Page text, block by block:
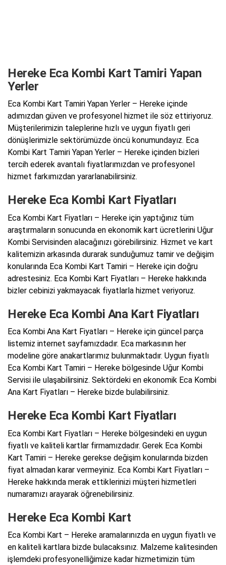
Hereke Eca Kombi Kart Tamiri Yapan
Yerler
Eca Kombi Kart Tamiri Yapan Yerler – Hereke içinde
adımızdan güven ve profesyonel hizmet ile söz ettiriyoruz.
Müşterilerimizin taleplerine hızlı ve uygun fiyatlı geri
dönüşlerimizle sektörümüzde öncü konumundayız. Eca
Kombi Kart Tamiri Yapan Yerler – Hereke içinden bizleri
tercih ederek avantalı fiyatlarımızdan ve profesyonel
hizmet farkımızdan yararlanabilirsiniz.
Hereke Eca Kombi Kart Fiyatları
Eca Kombi Kart Fiyatları – Hereke için yaptığınız tüm
araştırmaların sonucunda en ekonomik kart ücretlerini Uğur
Kombi Servisinden alacağınızı görebilirsiniz. Hizmet ve kart
kalitemizin arkasında durarak sunduğumuz tamir ve değişim
konularında Eca Kombi Kart Tamiri – Hereke için doğru
adrestesiniz. Eca Kombi Kart Fiyatları – Hereke hakkında
bizler cebinizi yakmayacak fiyatlarla hizmet veriyoruz.
Hereke Eca Kombi Ana Kart Fiyatları
Eca Kombi Ana Kart Fiyatları – Hereke için güncel parça
listemiz internet sayfamızdadır. Eca markasının her
modeline göre anakartlarımız bulunmaktadır. Uygun fiyatlı
Eca Kombi Kart Tamiri – Hereke bölgesinde Uğur Kombi
Servisi ile ulaşabilirsiniz. Sektördeki en ekonomik Eca Kombi
Ana Kart Fiyatları – Hereke bizde bulabilirsiniz.
Hereke Eca Kombi Kart Fiyatları
Eca Kombi Kart Fiyatları – Hereke bölgesindeki en uygun
fiyatlı ve kaliteli kartlar firmamızdadır. Gerek Eca Kombi
Kart Tamiri – Hereke gerekse değişim konularında bizden
fiyat almadan karar vermeyiniz. Eca Kombi Kart Fiyatları –
Hereke hakkında merak ettiklerinizi müşteri hizmetleri
numaramızı arayarak öğrenebilirsiniz.
Hereke Eca Kombi Kart
Eca Kombi Kart – Hereke aramalarınızda en uygun fiyatlı ve
en kaliteli kartlara bizde bulacaksınız. Malzeme kalitesinden
işlemdeki profesyonelliğimize kadar hizmetimizin tüm